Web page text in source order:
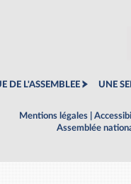
DE L'ASSEMBLEE UNE
Mentions légales
Assemblée